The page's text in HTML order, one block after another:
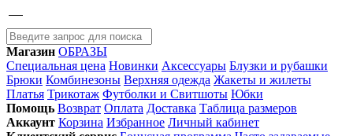
Магазин ОБРАЗЫ
Специальная цена Новинки Аксессуары Блузки и рубашки
Брюки Комбинезоны Верхняя одежда Жакеты и жилеты
Платья Трикотаж Футболки и Свитшоты Юбки
Помощь Возврат Оплата Доставка Таблица размеров
Аккаунт Корзина Избранное Личный кабинет